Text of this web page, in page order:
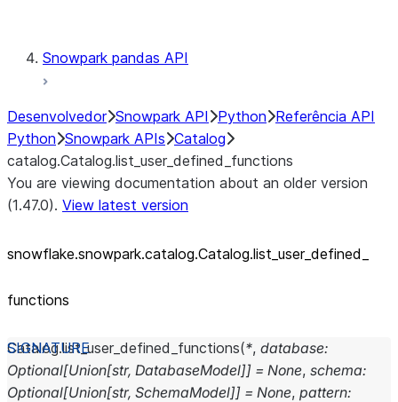
Snowpark pandas API
Desenvolvedor Snowpark API Python Referência API
Python Snowpark APIs Catalog
catalog.Catalog.list_user_defined_functions
You are viewing documentation about an older version
(1.47.0). View latest version
snowflake.snowpark.catalog.Catalog.list_ user_ defined_
functions
Catalog.list_user_defined_functions(*, database:
Optional[Union[str, DatabaseModel]] = None, schema:
Optional[Union[str, SchemaModel]] = None, pattern: